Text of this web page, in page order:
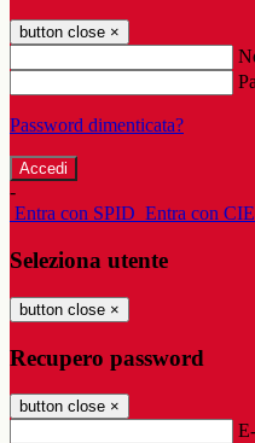
button close ×
Password dimenticata?
-
Entra con SPID Entra con CIE
Seleziona utente
button close ×
Recupero password
button close ×